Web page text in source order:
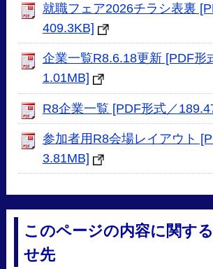
就職フェア2026チラシ表裏
409.3KB]
企業一覧R8.6.18更新 [PDF形
1.01MB]
R8企業一覧 [PDF形式／
参加者用R8会場レイアウト
3.81MB]
このページの内容に関す
せ先